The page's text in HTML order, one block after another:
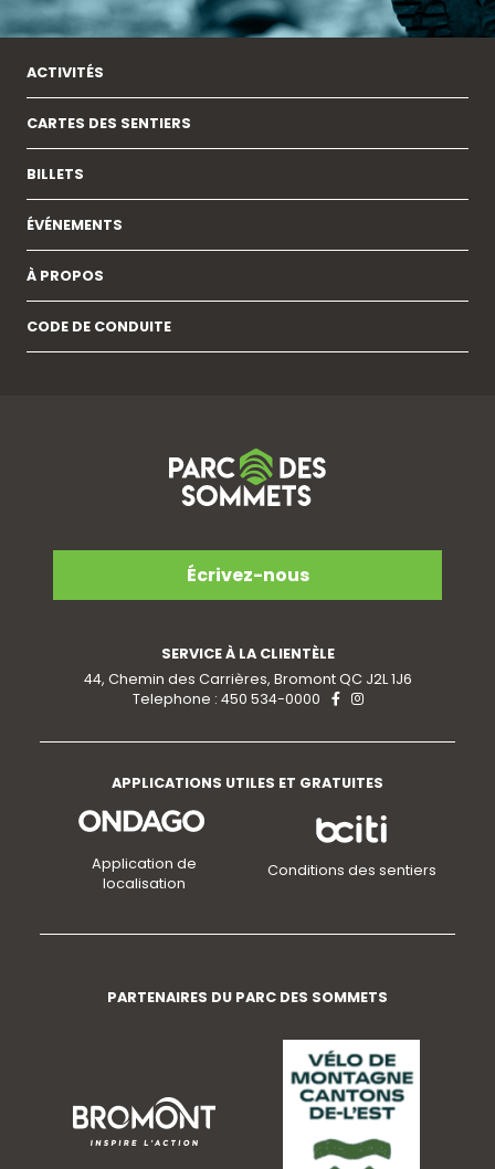
ACTIVITÉS
CARTES DES SENTIERS
BILLETS
ÉVÉNEMENTS
À PROPOS
CODE DE CONDUITE
Écrivez-nous
SERVICE À LA CLIENTÈLE
44, Chemin des Carrières, Bromont QC J2L 1J6
Telephone : 450 534-0000
APPLICATIONS UTILES ET GRATUITES
Application de
localisation
Conditions des sentiers
PARTENAIRES DU PARC DES SOMMETS